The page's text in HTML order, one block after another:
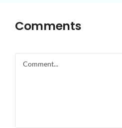
Comments
Comment